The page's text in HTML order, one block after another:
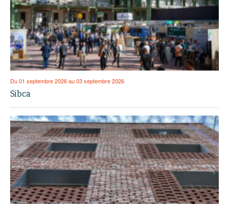
Du 01 septembre 2026 au 03 septembre 2026
Sibca